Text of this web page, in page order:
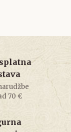
70 €